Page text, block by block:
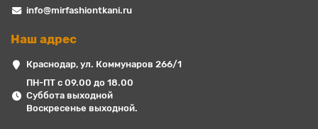
info@mirfashiontkani.ru
Наш адрес
Краснодар, ул. Коммунаров 266/1
ПН-ПТ с 09.00 до 18.00
Суббота выходной
Воскресенье выходной.